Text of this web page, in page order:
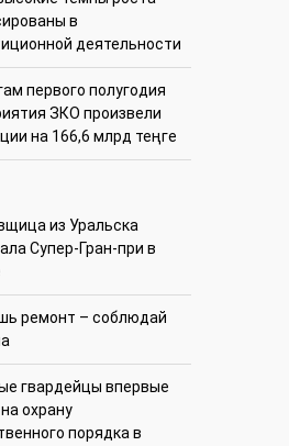
в
деятельности
первого полугодия
ЗКО произвели
на 166,6 млрд теңге
из Уральска
Супер-Гран-при в
ремонт – соблюдай
гвардейцы впервые
охрану
порядка в